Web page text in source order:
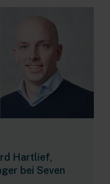
Hartlief,
bei Seven